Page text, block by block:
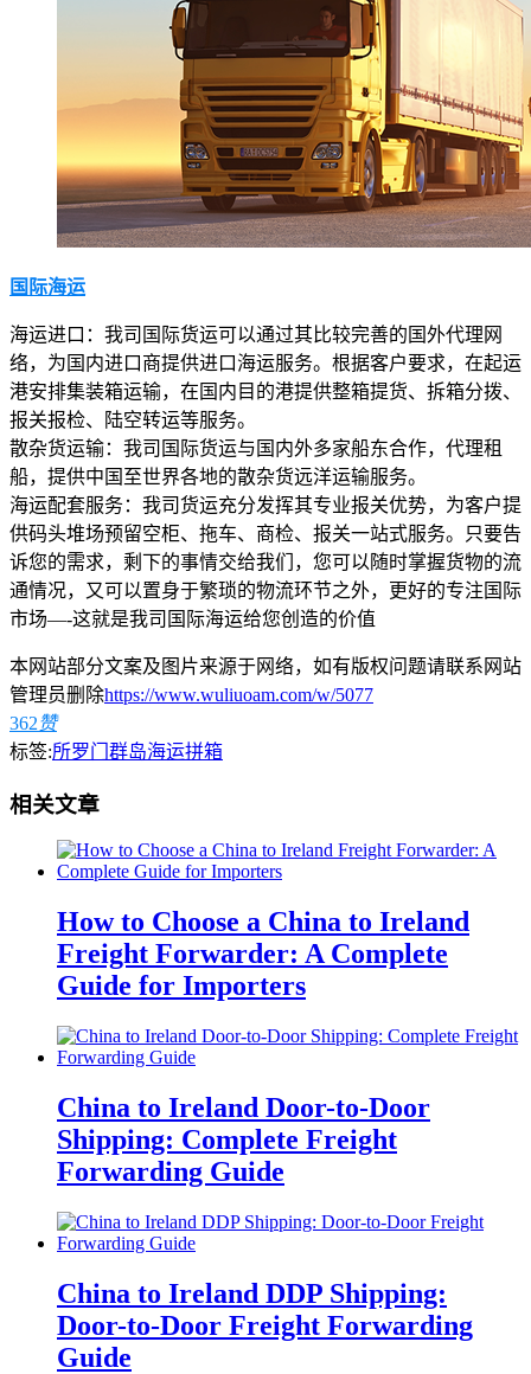
国际海运
海运进口：我司国际货运可以通过其比较完善的国外代理网
络，为国内进口商提供进口海运服务。根据客户要求，在起运
港安排集装箱运输，在国内目的港提供整箱提货、拆箱分拨、
报关报检、陆空转运等服务。
散杂货运输：我司国际货运与国内外多家船东合作，代理租
船，提供中国至世界各地的散杂货远洋运输服务。
海运配套服务：我司货运充分发挥其专业报关优势，为客户提
供码头堆场预留空柜、拖车、商检、报关一站式服务。只要告
诉您的需求，剩下的事情交给我们，您可以随时掌握货物的流
通情况，又可以置身于繁琐的物流环节之外，更好的专注国际
市场—-这就是我司国际海运给您创造的价值
本网站部分文案及图片来源于网络，如有版权问题请联系网站
管理员删除https://www.wuliuoam.com/w/5077
362赞
标签:所罗门群岛海运拼箱
相关文章
How to Choose a China to Ireland
Freight Forwarder: A Complete
Guide for Importers
China to Ireland Door-to-Door
Shipping: Complete Freight
Forwarding Guide
China to Ireland DDP Shipping:
Door-to-Door Freight Forwarding
Guide